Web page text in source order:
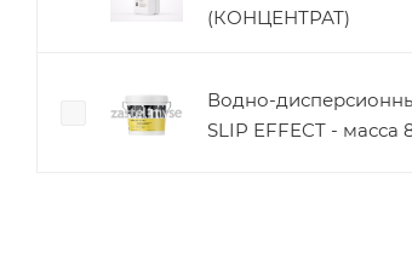
(КОНЦЕНТРАТ)
Водно-
SLIP EFFECT - масса